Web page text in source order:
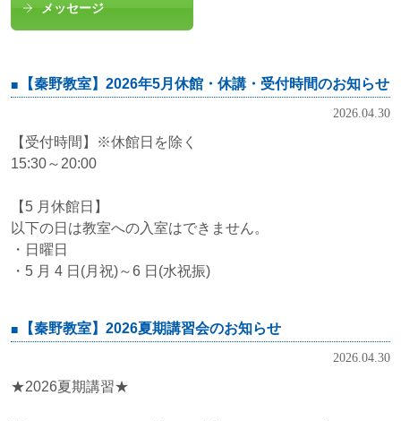
メッセージ
【秦野教室】2026年5月休館・休講・受付時間のお知らせ
2026.04.30
【受付時間】※休館日を除く
15:30～20:00
【5 月休館日】
以下の日は教室への入室はできません。
・日曜日
・5 月 4 日(月祝)～6 日(水祝振)
【秦野教室】2026夏期講習会のお知らせ
2026.04.30
★2026夏期講習★